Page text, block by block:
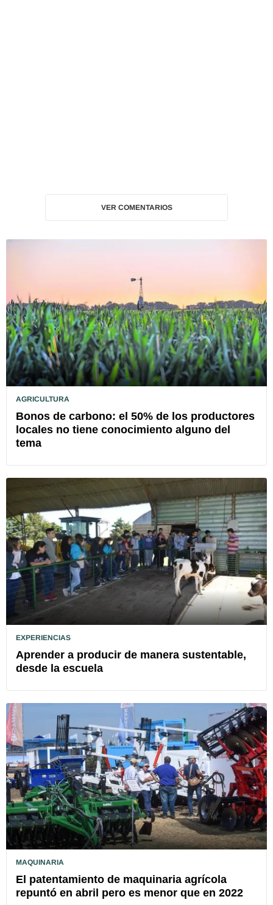
VER COMENTARIOS
AGRICULTURA
Bonos de carbono: el 50% de los productores
locales no tiene conocimiento alguno del
tema
EXPERIENCIAS
Aprender a producir de manera sustentable,
desde la escuela
MAQUINARIA
El patentamiento de maquinaria agrícola
repuntó en abril pero es menor que en 2022